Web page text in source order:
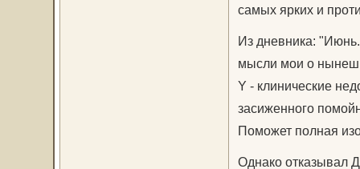
самых ярких и
Из дневника:
мысли мои о
Y - клинические
засиженного
Поможет полная
Однако отказывал